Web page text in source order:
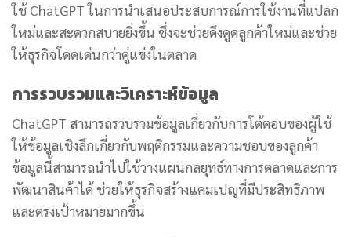
ใช้ ChatGPT ในการนำเสนอประสบการณ์การใช้งานที่แปลก
ใหม่และสะดวกสบายยิ่งขึ้น ซึ่งจะช่วยดึงดูดลูกค้าใหม่และช่วย
ให้ธุรกิจโดดเด่นกว่าคู่แข่งในตลาด
การรวบรวมและวิเคราะห์ข้อมูล
ChatGPT สามารถรวบรวมข้อมูลเกี่ยวกับการโต้ตอบของผู้ใช้
ให้ข้อมูลเชิงลึกเกี่ยวกับพฤติกรรมและความชอบของลูกค้า
ข้อมูลนี้สามารถนำไปใช้วางแผนกลยุทธ์ทางการตลาดและการ
พัฒนาสินค้าได้ ช่วยให้ธุรกิจสร้างแคมเปญที่มีประสิทธิภาพ
และตรงเป้าหมายมากขึ้น